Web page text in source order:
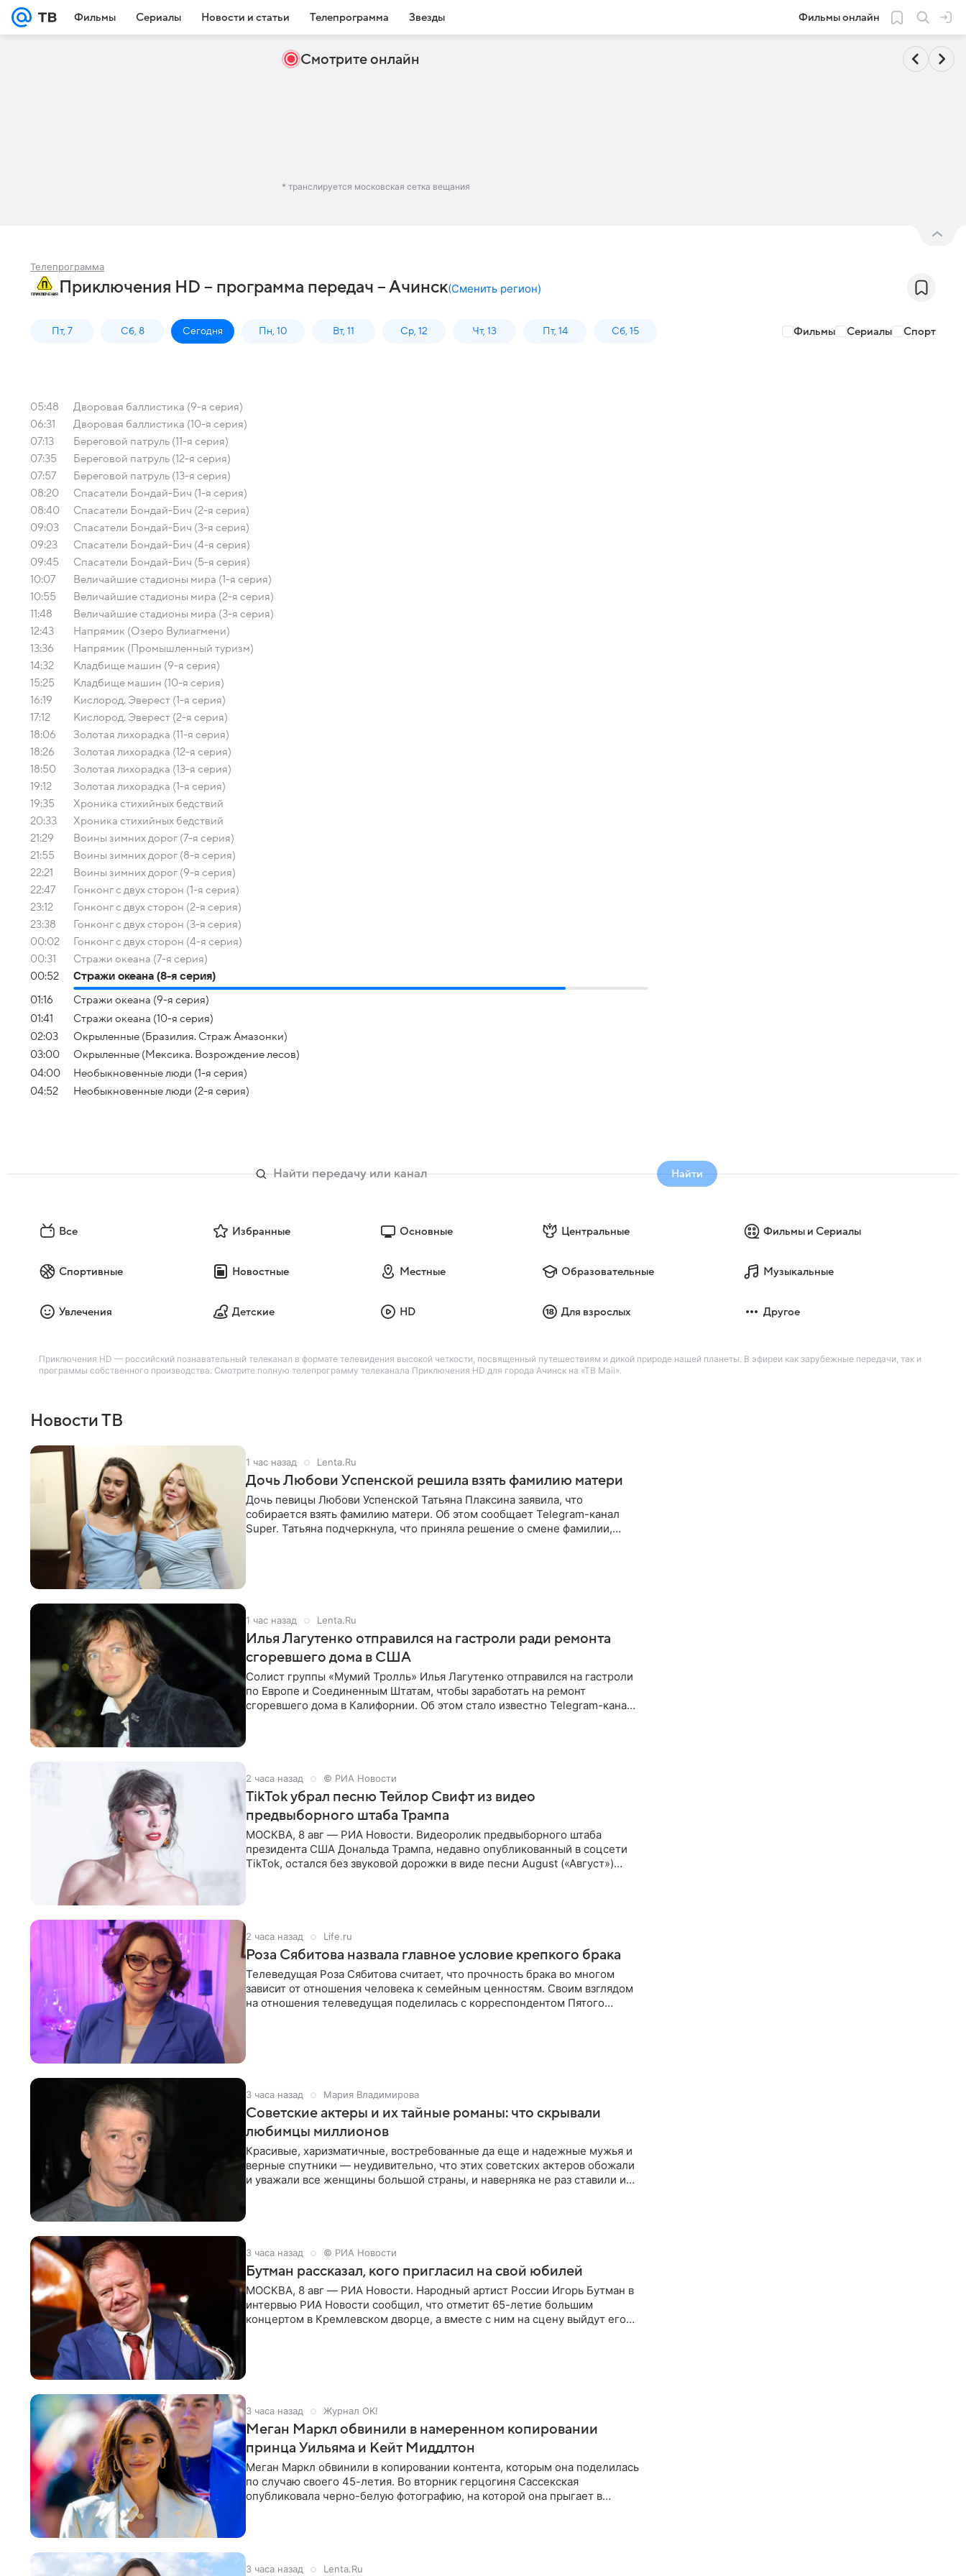
Фильмы Сериалы Новости и статьи Телепрограмма Звезды Фильмы онлайн
Смотрите онлайн
* транслируется московская сетка вещания
Телепрограмма
Приключения HD – программа передач – Ачинск(Сменить регион)
Пт, 7 Сб, 8 Сегодня Пн, 10 Вт, 11 Ср, 12 Чт, 13 Пт, 14 Сб, 15 Фильмы Сериалы Спорт
05:48
Дворовая баллистика (9-я серия)
06:31
Дворовая баллистика (10-я серия)
07:13
Береговой патруль (11-я серия)
07:35
Береговой патруль (12-я серия)
07:57
Береговой патруль (13-я серия)
08:20
Спасатели Бондай-Бич (1-я серия)
08:40
Спасатели Бондай-Бич (2-я серия)
09:03
Спасатели Бондай-Бич (3-я серия)
09:23
Спасатели Бондай-Бич (4-я серия)
09:45
Спасатели Бондай-Бич (5-я серия)
10:07
Величайшие стадионы мира (1-я серия)
10:55
Величайшие стадионы мира (2-я серия)
11:48
Величайшие стадионы мира (3-я серия)
12:43
Напрямик (Озеро Вулиагмени)
13:36
Напрямик (Промышленный туризм)
14:32
Кладбище машин (9-я серия)
15:25
Кладбище машин (10-я серия)
16:19
Кислород. Эверест (1-я серия)
17:12
Кислород. Эверест (2-я серия)
18:06
Золотая лихорадка (11-я серия)
18:26
Золотая лихорадка (12-я серия)
18:50
Золотая лихорадка (13-я серия)
19:12
Золотая лихорадка (1-я серия)
19:35
Хроника стихийных бедствий
20:33
Хроника стихийных бедствий
21:29
Воины зимних дорог (7-я серия)
21:55
Воины зимних дорог (8-я серия)
22:21
Воины зимних дорог (9-я серия)
22:47
Гонконг с двух сторон (1-я серия)
23:12
Гонконг с двух сторон (2-я серия)
23:38
Гонконг с двух сторон (3-я серия)
00:02
Гонконг с двух сторон (4-я серия)
00:31
Стражи океана (7-я серия)
00:52
Стражи океана (8-я серия)
01:16
Стражи океана (9-я серия)
01:41
Стражи океана (10-я серия)
02:03
Окрыленные (Бразилия. Страж Амазонки)
03:00
Окрыленные (Мексика. Возрождение лесов)
04:00
Необыкновенные люди (1-я серия)
04:52
Необыкновенные люди (2-я серия)
Найти
Все Избранные Основные Центральные Фильмы и Сериалы
Спортивные Новостные Местные Образовательные Музыкальные
Увлечения Детские HD Для взрослых Другое
Приключения HD — российский познавательный телеканал в формате телевидения высокой четкости, посвященный путешествиям и дикой природе нашей планеты. В эфиреи как зарубежные передачи, так и
программы собственного производства. Смотрите полную телепрограмму телеканала Приключения HD для города Ачинск на «ТВ Mail».
Новости ТВ
1 час назад Lenta.Ru
Дочь Любови Успенской решила взять фамилию матери
Дочь певицы Любови Успенской Татьяна Плаксина заявила, что
собирается взять фамилию матери. Об этом сообщает Telegram-канал
Super. Татьяна подчеркнула, что приняла решение о смене фамилии,
1 час назад Lenta.Ru
Илья Лагутенко отправился на гастроли ради ремонта
сгоревшего дома в США
Солист группы «Мумий Тролль» Илья Лагутенко отправился на гастроли
по Европе и Соединенным Штатам, чтобы заработать на ремонт
сгоревшего дома в Калифорнии. Об этом стало известно Telegram-каналу
2 часа назад © РИА Новости
TikTok убрал песню Тейлор Свифт из видео
предвыборного штаба Трампа
МОСКВА, 8 авг — РИА Новости. Видеоролик предвыборного штаба
президента США Дональда Трампа, недавно опубликованный в соцсети
TikTok, остался без звуковой дорожки в виде песни August («Август»)
2 часа назад Life.ru
Роза Сябитова назвала главное условие крепкого брака
Телеведущая Роза Сябитова считает, что прочность брака во многом
зависит от отношения человека к семейным ценностям. Своим взглядом
на отношения телеведущая поделилась с корреспондентом Пятого
3 часа назад Мария Владимирова
Советские актеры и их тайные романы: что скрывали
любимцы миллионов
Красивые, харизматичные, востребованные да еще и надежные мужья и
верные спутники — неудивительно, что этих советских актеров обожали
и уважали все женщины большой страны, и наверняка не раз ставили их
3 часа назад © РИА Новости
Бутман рассказал, кого пригласил на свой юбилей
МОСКВА, 8 авг — РИА Новости. Народный артист России Игорь Бутман в
интервью РИА Новости сообщил, что отметит 65-летие большим
концертом в Кремлевском дворце, а вместе с ним на сцену выйдут его
3 часа назад Журнал OK!
Меган Маркл обвинили в намеренном копировании
принца Уильяма и Кейт Миддлтон
Меган Маркл обвинили в копировании контента, которым она поделилась
по случаю своего 45-летия. Во вторник герцогиня Сассекская
опубликовала черно-белую фотографию, на которой она прыгает в
3 часа назад Lenta.Ru